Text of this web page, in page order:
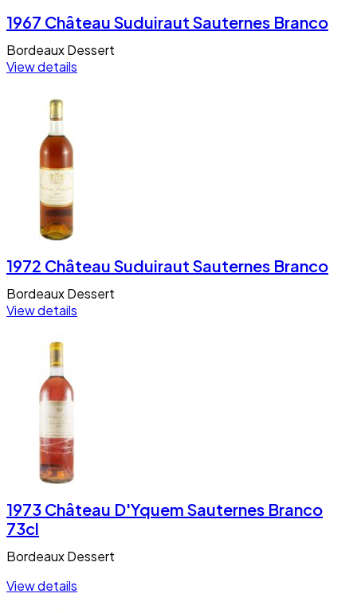
1967 Château Suduiraut Sauternes Branco
BordeauxDessert
View details
1972 Château Suduiraut Sauternes Branco
BordeauxDessert
View details
1973 Château D'Yquem Sauternes Branco
73cl
BordeauxDessert
View details